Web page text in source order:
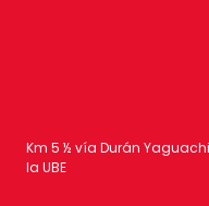
Km 5 ½ vía Durán
la UBE